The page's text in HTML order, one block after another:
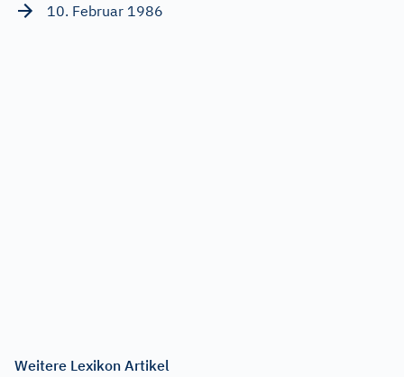
10. Februar 1986
Weitere Lexikon Artikel